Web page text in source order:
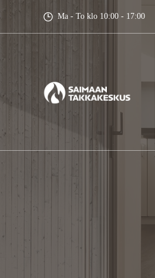
content
Ma - To klo 10:00 - 17:00